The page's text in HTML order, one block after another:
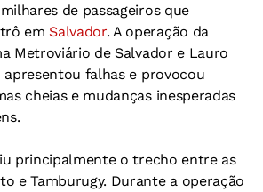
de passageiros que
em Salvador. A operação da
Metroviário de Salvador e Lauro
apresentou falhas e provocou
cheias e mudanças inesperadas
principalmente o trecho entre as
e Tamburugy. Durante a operação